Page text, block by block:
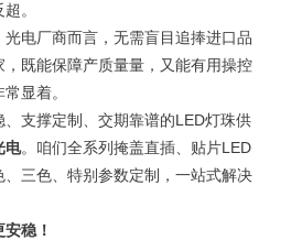
。
电厂商而言，无需盲目追捧进口品
既能保障产质量量，又能有用操控
显着。
支撑定制、交期靠谱的LED灯珠供
电。咱们全系列掩盖直插、贴片LED
三色、特别参数定制，一站式解决
稳！